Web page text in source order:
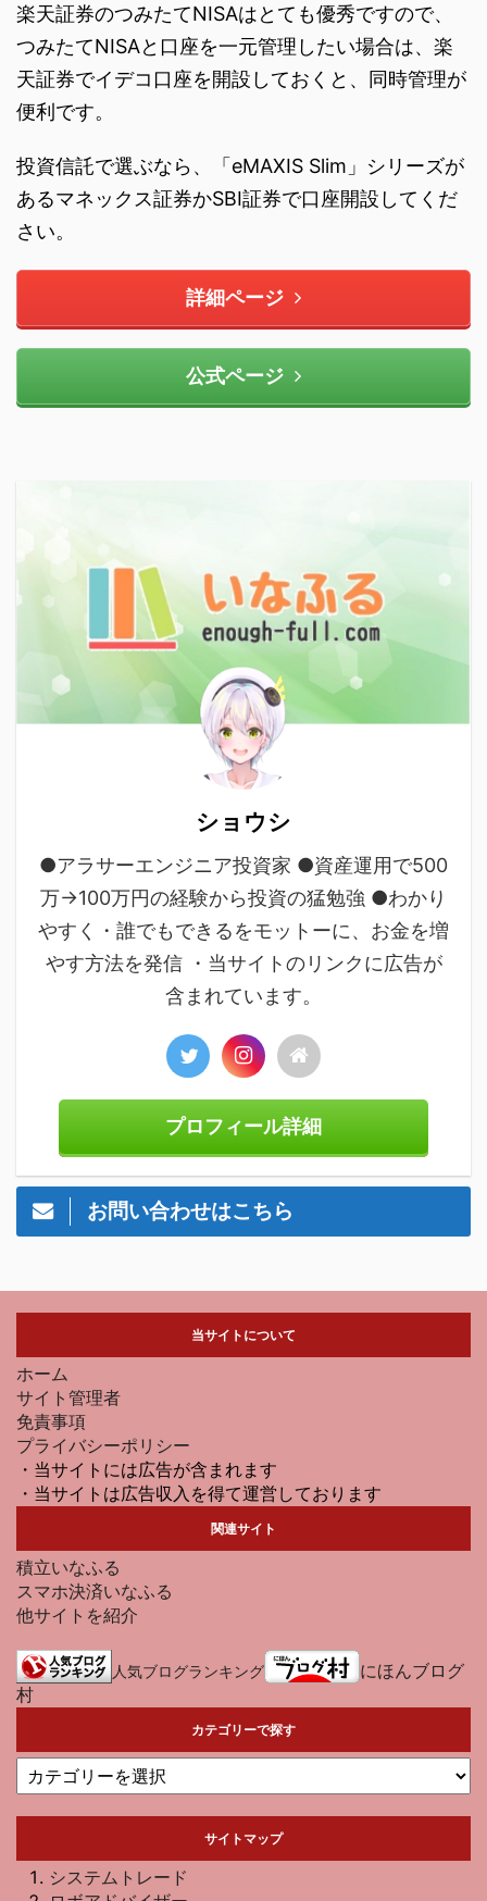
楽天証券のつみたてNISAはとても優秀ですので、
つみたてNISAと口座を一元管理したい場合は、楽
天証券でイデコ口座を開設しておくと、同時管理が
便利です。
投資信託で選ぶなら、「eMAXIS Slim」シリーズが
あるマネックス証券かSBI証券で口座開設してくだ
さい。
詳細ページ
公式ページ
ショウシ
●アラサーエンジニア投資家 ●資産運用で500
万→100万円の経験から投資の猛勉強 ●わかり
やすく・誰でもできるをモットーに、お金を増
やす方法を発信 ・当サイトのリンクに広告が
含まれています。
プロフィール詳細
お問い合わせはこちら
当サイトについて
ホーム
サイト管理者
免責事項
プライバシーポリシー
・当サイトには広告が含まれます
・当サイトは広告収入を得て運営しております
関連サイト
積立いなふる
スマホ決済いなふる
他サイトを紹介
人気ブログランキング
にほんブログ
村
カテゴリーで探す
サイトマップ
システムトレード